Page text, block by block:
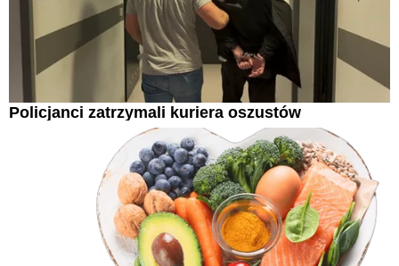
Policjanci zatrzymali kuriera oszustów